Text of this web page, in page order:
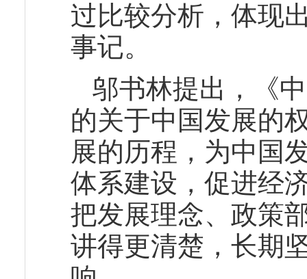
过比较分析，体现
事记。
邬书林提出，《
的关于中国发展的
展的历程，为中国
体系建设，促进经
把发展理念、政策
讲得更清楚，长期